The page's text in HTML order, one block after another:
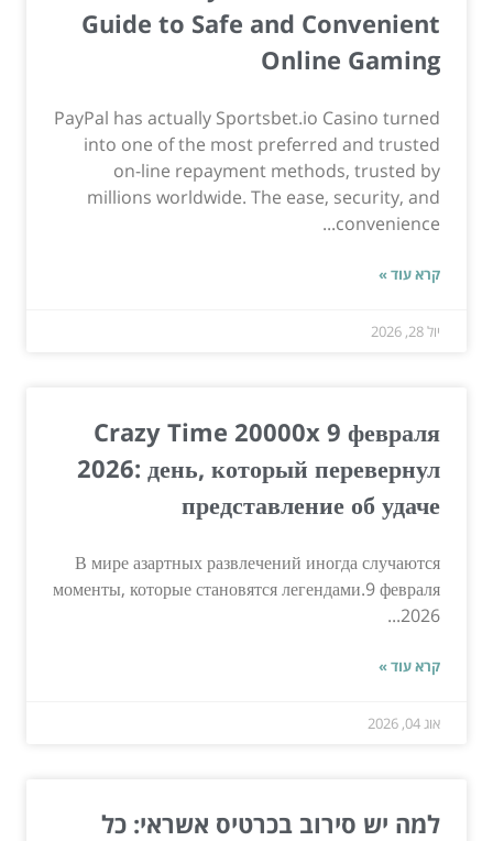
Guide to Safe and Convenient
Online Gaming
PayPal has actually Sportsbet.io Casino turned
into one of the most preferred and trusted
on-line repayment methods, trusted by
millions worldwide. The ease, security, and
convenience...
קרא עוד »
יול 28, 2026
Crazy Time 20000x 9 февраля
2026: день, который перевернул
представление об удаче
В мире азартных развлечений иногда случаются
моменты, которые становятся легендами.9 февраля
2026...
קרא עוד »
אוג 04, 2026
למה יש סירוב בכרטיס אשראי: כל